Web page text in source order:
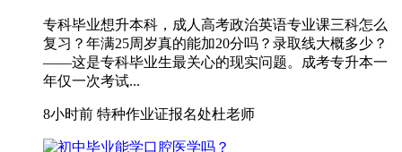
专科毕业想升本科，成人高考政治英语专业课三科怎么
复习？年满25周岁真的能加20分吗？录取线大概多少？
——这是专科毕业生最关心的现实问题。成考专升本一
年仅一次考试...
8小时前 特种作业证报名处杜老师